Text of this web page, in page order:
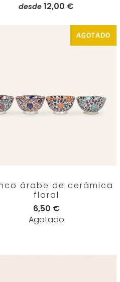
desde 12,00 €
AGOTADO
árabe de cerámica
floral
6,50 €
Agotado